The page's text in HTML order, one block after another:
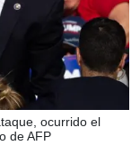
ocurrido el
de AFP